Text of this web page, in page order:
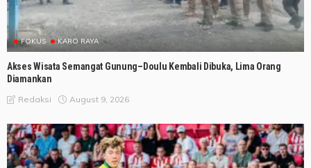
FOKUS KARO RAYA
Akses Wisata Semangat Gunung–Doulu Kembali Dibuka, Lima Orang
Diamankan
Redaksi August 9, 2026